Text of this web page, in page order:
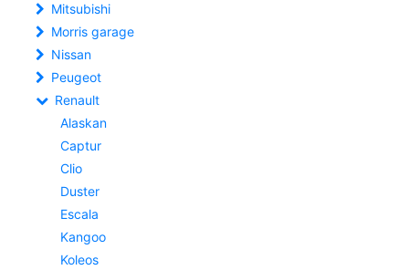
Mitsubishi
Morris garage
Nissan
Peugeot
Renault
Alaskan
Captur
Clio
Duster
Escala
Kangoo
Koleos